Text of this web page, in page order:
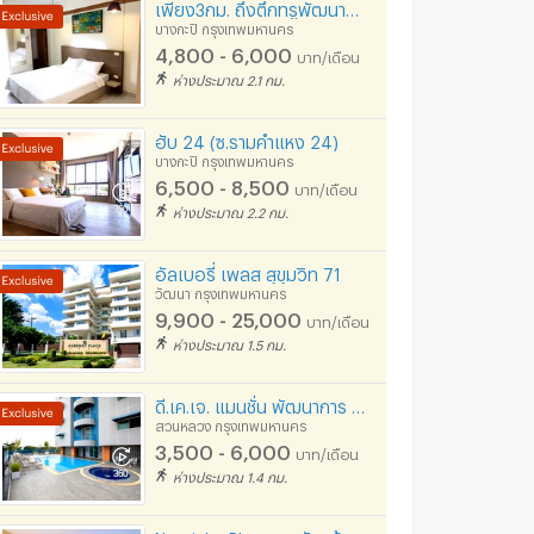
บางกะปิ กรุงเทพมหานคร
4,800 - 6,000 บาท/เดือน
ห่างประมาณ 2.1 กม.
ฮับ 24 (ซ.รามคำแหง 24)
บางกะปิ กรุงเทพมหานคร
6,500 - 8,500 บาท/เดือน
ห่างประมาณ 2.2 กม.
อัลเบอรี่ เพลส สุขุมวิท 71
วัฒนา กรุงเทพมหานคร
9,900 - 25,000 บาท/เดือน
ห่างประมาณ 1.5 กม.
สวนหลวง กรุงเทพมหานคร
3,500 - 6,000 บาท/เดือน
ห่างประมาณ 1.4 กม.